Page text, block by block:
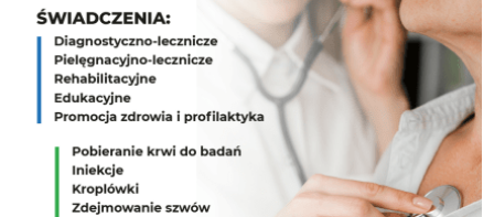
KONTAKT
REDAKCJA
REGULAMIN